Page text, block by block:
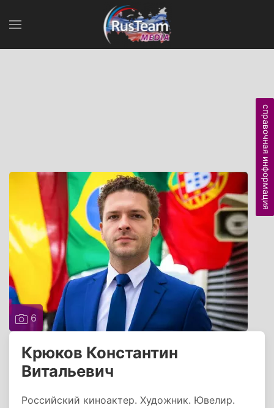
6
Крюков Константин
Витальевич
Российский киноактер. Художник. Ювелир.
справочная информация